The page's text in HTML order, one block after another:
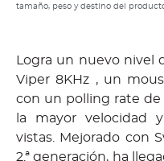
tamaño, peso y destino del
Logra un nuevo nivel
Viper 8KHz , un
con un polling rate de
la mayor velocidad
vistas. Mejorado con
2.ª generación, ha